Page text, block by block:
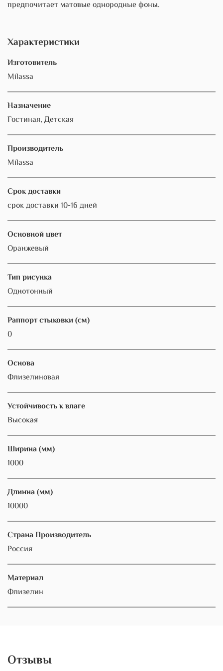
предпочитает матовые однородные фоны.
Характеристики
Изготовитель
Milassa
Назначение
Гостиная, Детская
Производитель
Milassa
Срок доставки
срок доставки 10-16 дней
Основной цвет
Оранжевый
Тип рисунка
Однотонный
Раппорт стыковки (см)
0
Основа
Флизелиновая
Устойчивость к влаге
Высокая
Ширина (мм)
1000
Длинна (мм)
10000
Страна Производитель
Россия
Материал
Флизелин
Отзывы